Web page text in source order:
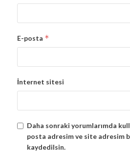
E-posta *
İnternet sitesi
Daha sonraki yorumlarımda
posta adresim ve site adresim
kaydedilsin.